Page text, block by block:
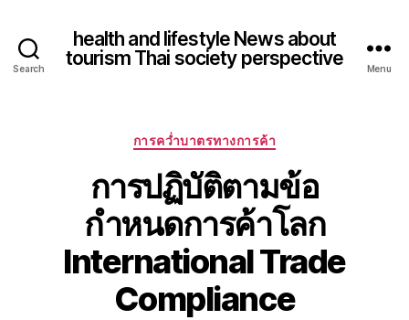
Search
health and lifestyle News about
tourism Thai society perspective
Menu
Categories
การคว่ำบาตรทางการค้า
การปฏิบัติตามข้อ
กำหนดการค้าโลก
International Trade
Compliance